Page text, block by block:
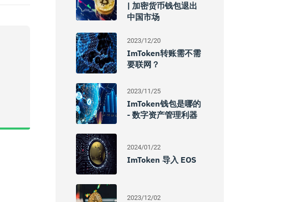
| 加密货币钱包退出
中国市场
2023/12/20
ImToken转账需不需
要联网？
2023/11/25
ImToken钱包是哪的
- 数字资产管理利器
2024/01/22
ImToken 导入 EOS
2023/12/02